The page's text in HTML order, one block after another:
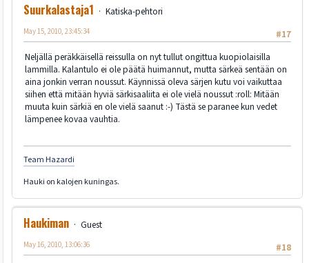
Suurkalastaja1
Katiska-pehtori
#17
May 15, 2010, 23:45:34
Neljällä peräkkäisellä reissulla on nyt tullut ongittua kuopiolaisilla
lammilla. Kalantulo ei ole päätä huimannut, mutta särkeä sentään on
aina jonkin verran noussut. Käynnissä oleva särjen kutu voi vaikuttaa
siihen että mitään hyviä särkisaaliita ei ole vielä noussut :roll: Mitään
muuta kuin särkiä en ole vielä saanut :-) Tästä se paranee kun vedet
lämpenee kovaa vauhtia.
Team Hazardi
Hauki on kalojen kuningas.
Haukiman
Guest
#18
May 16, 2010, 13:06:36